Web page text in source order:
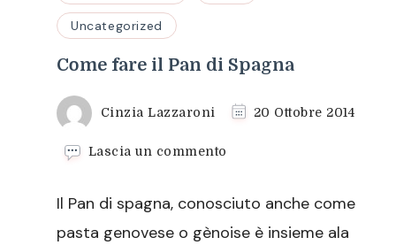
Uncategorized
Come fare il Pan di Spagna
Cinzia Lazzaroni 20 Ottobre 2014
Lascia un commento
il
Pan
Il Pan di spagna, conosciuto anche come
pasta genovese o gènoise è insieme ala